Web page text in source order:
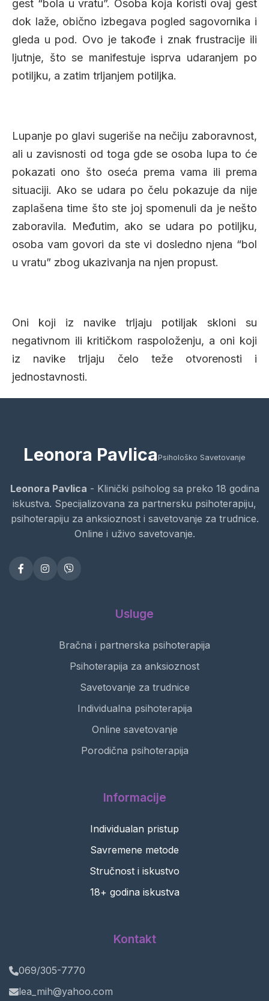
gest “bola u vratu”. Osoba koja koristi ovaj gest
dok laže, obično izbegava pogled sagovornika i
gleda u pod. Ovo je takođe i znak frustracije ili
ljutnje, što se manifestuje isprva udaranjem po
potiljku, a zatim trljanjem potiljka.
Lupanje po glavi sugeriše na nečiju zaboravnost,
ali u zavisnosti od toga gde se osoba lupa to će
pokazati ono što oseća prema vama ili prema
situaciji. Ako se udara po čelu pokazuje da nije
zaplašena time što ste joj spomenuli da je nešto
zaboravila. Međutim, ako se udara po potiljku,
osoba vam govori da ste vi dosledno njena “bol
u vratu” zbog ukazivanja na njen propust.
Oni koji iz navike trljaju potiljak skloni su
negativnom ili kritičkom raspoloženju, a oni koji
iz navike trljaju čelo teže otvorenosti i
jednostavnosti.
Leonora Pavlica Psihološko Savetovanje
Leonora Pavlica - Klinički psiholog sa preko 18 godina
iskustva. Specijalizovana za partnersku psihoterapiju,
psihoterapiju za anksioznost i savetovanje za trudnice.
Online i uživo savetovanje.
Usluge
Bračna i partnerska psihoterapija
Psihoterapija za anksioznost
Savetovanje za trudnice
Individualna psihoterapija
Online savetovanje
Porodična psihoterapija
Informacije
Individualan pristup
Savremene metode
Stručnost i iskustvo
18+ godina iskustva
Kontakt
069/305-7770
lea_mih@yahoo.com